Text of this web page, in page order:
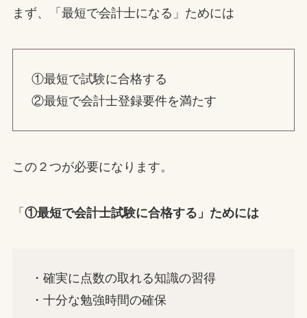
まず、「最短で会計士になる」ためには
①最短で試験に合格する
②最短で会計士登録要件を満たす
この２つが必要になります。
「 ①最短で会計士試験に合格する」ためには
・確実に点数の取れる知識の習得
・十分な勉強時間の確保